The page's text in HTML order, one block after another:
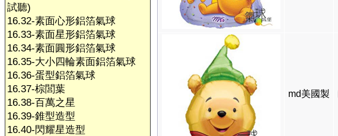
試聽)
16.32-素面心形鋁箔氣球
16.33-素面星形鋁箔氣球
16.34-素面圓形鋁箔氣球
16.35-大小四輪素面鋁箔氣球
16.36-蛋型鋁箔氣球
16.37-棕閭葉
16.38-百萬之星
16.39-錐型造型
16.40-閃耀星造型
md美國製